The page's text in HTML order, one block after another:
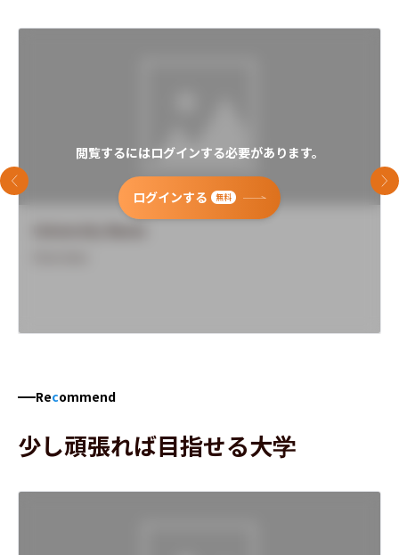
閲覧するにはログインする必要があります。
ログインする 無料
前のスライド 次
Recommend
少し頑張れば目指せる大学